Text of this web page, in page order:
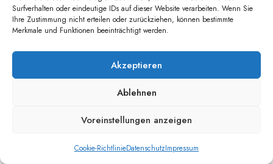
Surfverhalten oder eindeutige IDs auf dieser Website verarbeiten. Wenn Sie
Ihre Zustimmung nicht erteilen oder zurückziehen, können bestimmte
Merkmale und Funktionen beeinträchtigt werden.
Akzeptieren
Ablehnen
Voreinstellungen anzeigen
Cookie-RichtlinieDatenschutzImpressum